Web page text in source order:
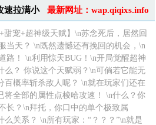
最新网址：wap.qiqixs.info
速拉满小
甜宠+超神级天赋】\n苏念死后，居然回
当天？ \n既然遗憾还有挽回的机会，\n
路！ \n利用惊天BUG！\n开局觉醒超神
？ 你说这个天赋弱？\n可倘若它能无
概率斩杀敌人呢？ \n就在玩家们还在
将全部的属性点梭哈攻速！ \n什么？你
长？\n拜托，你口中的单个极致属
关系？ \n所有玩家：“？？？”\n就是